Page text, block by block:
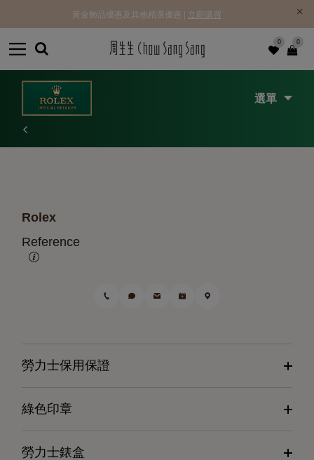
0 0
黃金飾品優惠及其他精選優惠 | 立即購買
選單
Rolex
Reference
勞力士保用保證
綠色印章
勞力士錶盒